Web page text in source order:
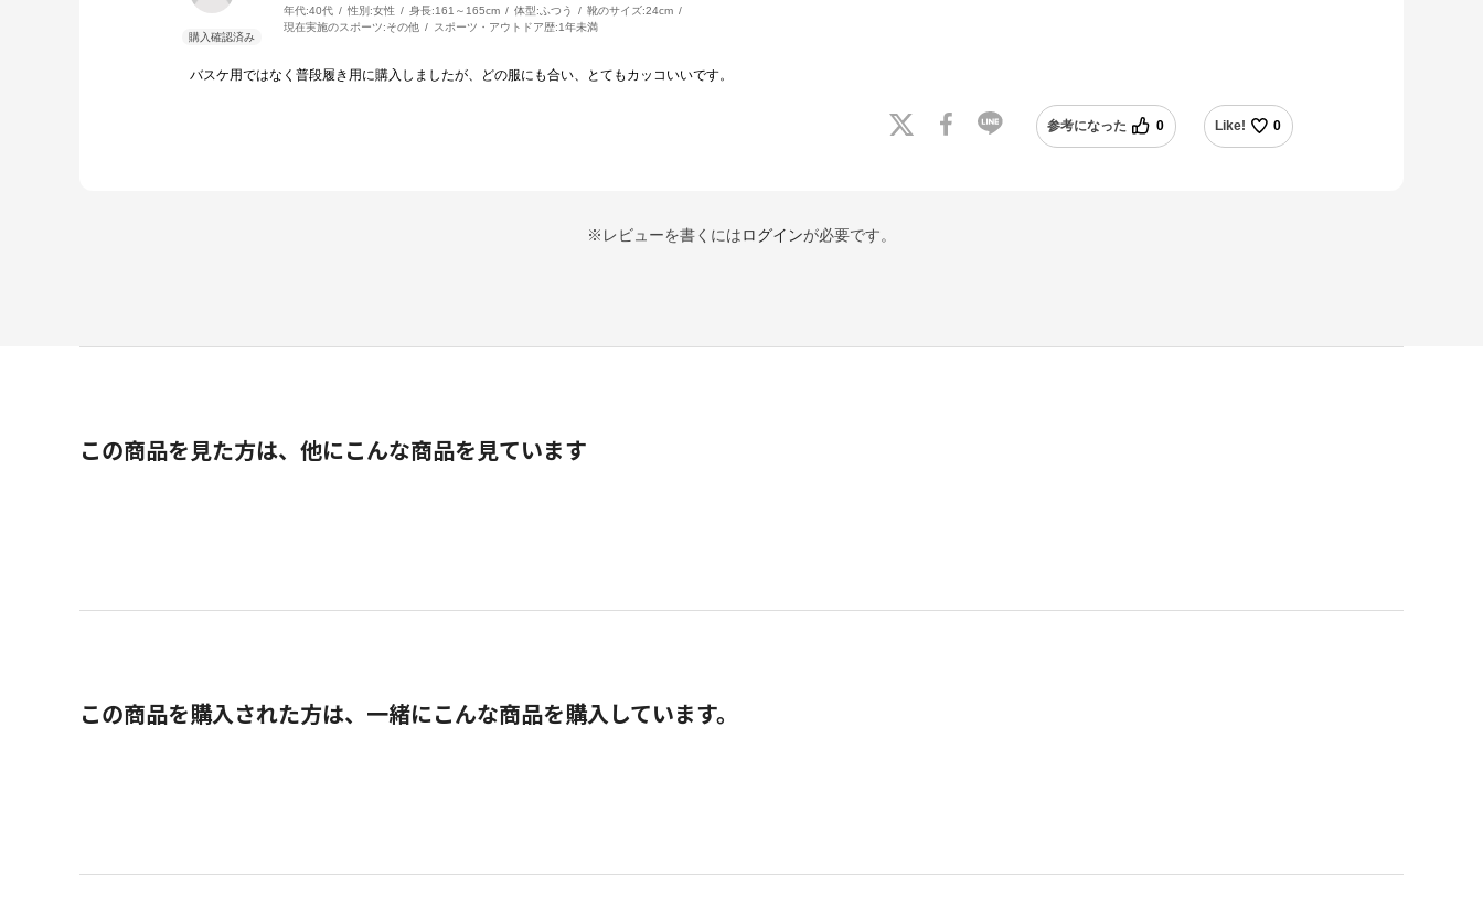
年代:40代 性別:女性 身長:161～165cm 体型: ふつう 靴のサイズ:24cm
現在実施のスポーツ:その他 スポーツ・アウトドア歴:1年未満
バスケ用ではなく普段履き用に購入しましたが、どの服にも合い、とてもカッコいいです。
参考になった 0 Like! 0
※レビューを書くにはログインが必要です。
この商品を見た方は、他にこんな商品を見ています
この商品を購入された方は、一緒にこんな商品を購入しています。